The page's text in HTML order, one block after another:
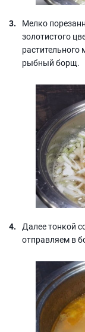
Мелко
золотистого
рыбный борщ.
Далее тонкой
отправляем в